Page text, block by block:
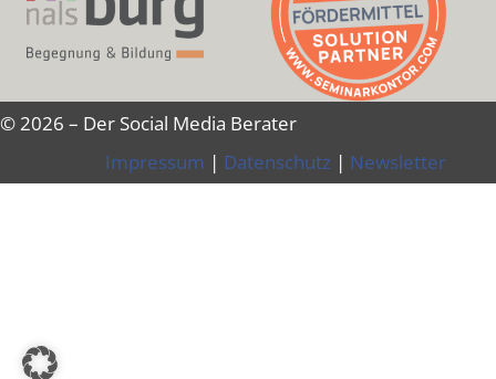
© 2026 – Der Social Media Berater
Impressum | Datenschutz | Newsletter